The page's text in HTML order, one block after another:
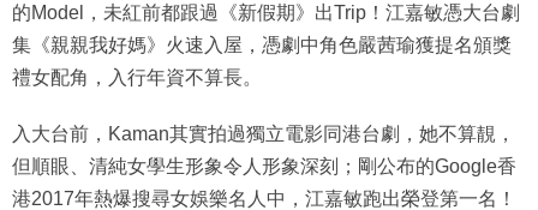
的Model，未紅前都跟過《新假期》出Trip！江嘉敏憑大台劇
集《親親我好媽》火速入屋，憑劇中角色嚴茜瑜獲提名頒獎
禮女配角，入行年資不算長。
入大台前，Kaman其實拍過獨立電影同港台劇，她不算靚，
但順眼、清純女學生形象令人形象深刻；剛公布的Google香
港2017年熱爆搜尋女娛樂名人中，江嘉敏跑出榮登第一名！